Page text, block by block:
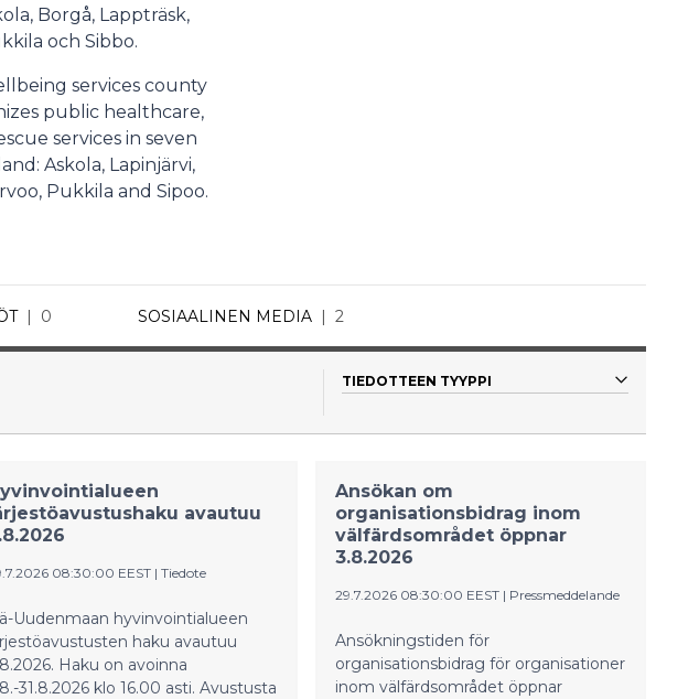
Borgå, Lappträsk,
och Sibbo.
services county
public healthcare,
services in seven
Askola, Lapinjärvi,
Pukkila and Sipoo.
0 SOSIAALINEN MEDIA 2
TIEDOTTEEN TYYPPI
avautuu
08:30:00 EEST | Tiedote
Uudenmaan hyvinvointialueen
haku avautuu
Haku on avoinna
31.8.2026 klo 16.00 asti. Avustusta
Ansökan om
organisationsbidrag inom
välfärdsområdet öppnar
3.8.2026
29.7.2026 08:30:00 EEST | Pressmeddelande
Ansökningstiden för
organisationsbidrag för organisationer
inom välfärdsområdet öppnar